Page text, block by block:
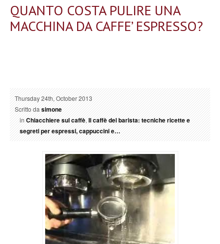
QUANTO COSTA PULIRE UNA
MACCHINA DA CAFFE’ ESPRESSO?
Thursday 24th, October 2013
Scritto dasimone
inChiacchiere sul caffè,Il caffè del barista: tecniche ricette e
segreti per espressi, cappuccini e…